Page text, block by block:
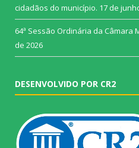
cidadãos do município. 17 de
64ª Sessão Ordinária da Câmara
de 2026
DESENVOLVIDO POR CR2